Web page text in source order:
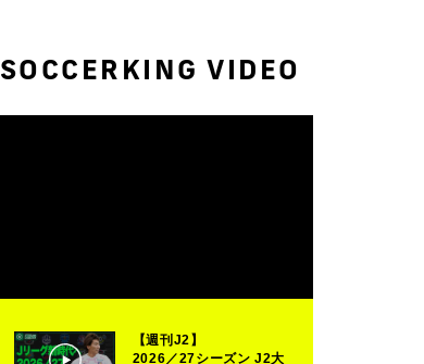
SOCCERKING VIDEO
【週刊J2】
2026／27シーズン J2大